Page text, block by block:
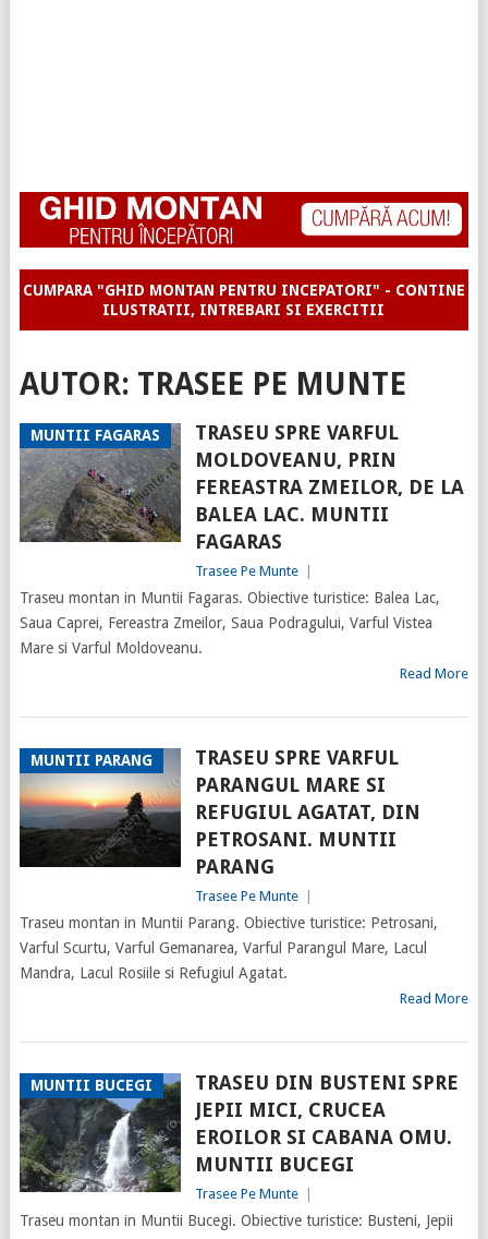
CUMPARA "GHID MONTAN PENTRU INCEPATORI" - CONTINE
ILUSTRATII, INTREBARI SI EXERCITII
AUTOR: TRASEE PE MUNTE
MUNTII FAGARAS
TRASEU SPRE VARFUL
MOLDOVEANU, PRIN
FEREASTRA ZMEILOR, DE LA
BALEA LAC. MUNTII
FAGARAS
Trasee Pe Munte
Traseu montan in Muntii Fagaras. Obiective turistice: Balea Lac,
Saua Caprei, Fereastra Zmeilor, Saua Podragului, Varful Vistea
Mare si Varful Moldoveanu.
Read More
MUNTII PARANG
TRASEU SPRE VARFUL
PARANGUL MARE SI
REFUGIUL AGATAT, DIN
PETROSANI. MUNTII
PARANG
Trasee Pe Munte
Traseu montan in Muntii Parang. Obiective turistice: Petrosani,
Varful Scurtu, Varful Gemanarea, Varful Parangul Mare, Lacul
Mandra, Lacul Rosiile si Refugiul Agatat.
Read More
MUNTII BUCEGI
TRASEU DIN BUSTENI SPRE
JEPII MICI, CRUCEA
EROILOR SI CABANA OMU.
MUNTII BUCEGI
Trasee Pe Munte
Traseu montan in Muntii Bucegi. Obiective turistice: Busteni, Jepii